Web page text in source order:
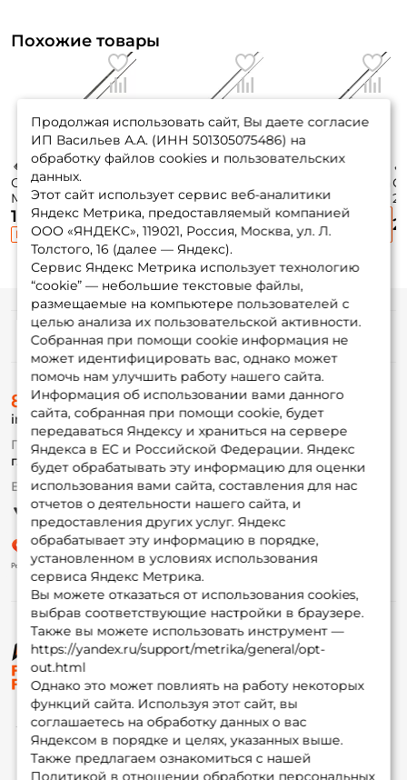
Похожие товары
Спиннинг Maximus
Mescalito 244см.
10-42гр. 148гр.
extra fast /
MJSSME802MH
19 530 ₽
КЕШБЭК 30%
252см. 3-15гр. 84гр.
extra fast /
ASR832LS
19 830 ₽
252см. 3-15гр. 88гр.
extra fast /
ASRE832LS
19 400 ₽
Продолжая использовать сайт, Вы даете согласие
ИП Васильев А.А. (ИНН 501305075486) на
обработку файлов cookies и пользовательских
данных.
Этот сайт использует сервис веб-аналитики
Яндекс Метрика, предоставляемый компанией
ООО «ЯНДЕКС», 119021, Россия, Москва, ул. Л.
Толстого, 16 (далее — Яндекс).
Сервис Яндекс Метрика использует технологию
“cookie” — небольшие текстовые файлы,
размещаемые на компьютере пользователей с
целью анализа их пользовательской активности.
Собранная при помощи cookie информация не
может идентифицировать вас, однако может
помочь нам улучшить работу нашего сайта.
Информация об использовании вами данного
сайта, собранная при помощи cookie, будет
передаваться Яндексу и храниться на сервере
Яндекса в ЕС и Российской Федерации. Яндекс
будет обрабатывать эту информацию для оценки
использования вами сайта, составления для нас
отчетов о деятельности нашего сайта, и
предоставления других услуг. Яндекс
обрабатывает эту информацию в порядке,
установленном в условиях использования
сервиса Яндекс Метрика.
Вы можете отказаться от использования cookies,
выбрав соответствующие настройки в браузере.
Также вы можете использовать инструмент —
https://yandex.ru/support/metrika/general/opt-
out.html
Однако это может повлиять на работу некоторых
функций сайта. Используя этот сайт, вы
соглашаетесь на обработку данных о вас
Яндексом в порядке и целях, указанных выше.
Также предлагаем ознакомиться с нашей
Политикой в отношении обработки персональных
© ФоксФишинг, 2009-2026
Информация
О магазине
Доставка
Оплата
Fox-bonus
Гуру
Партнерская программа
8 (495) 532-77-88
info@foxfishing.ru
По вопросам с заказом
г. Москва, ул. Плеханова д.7
Ежедневно 10:00 до 20:00